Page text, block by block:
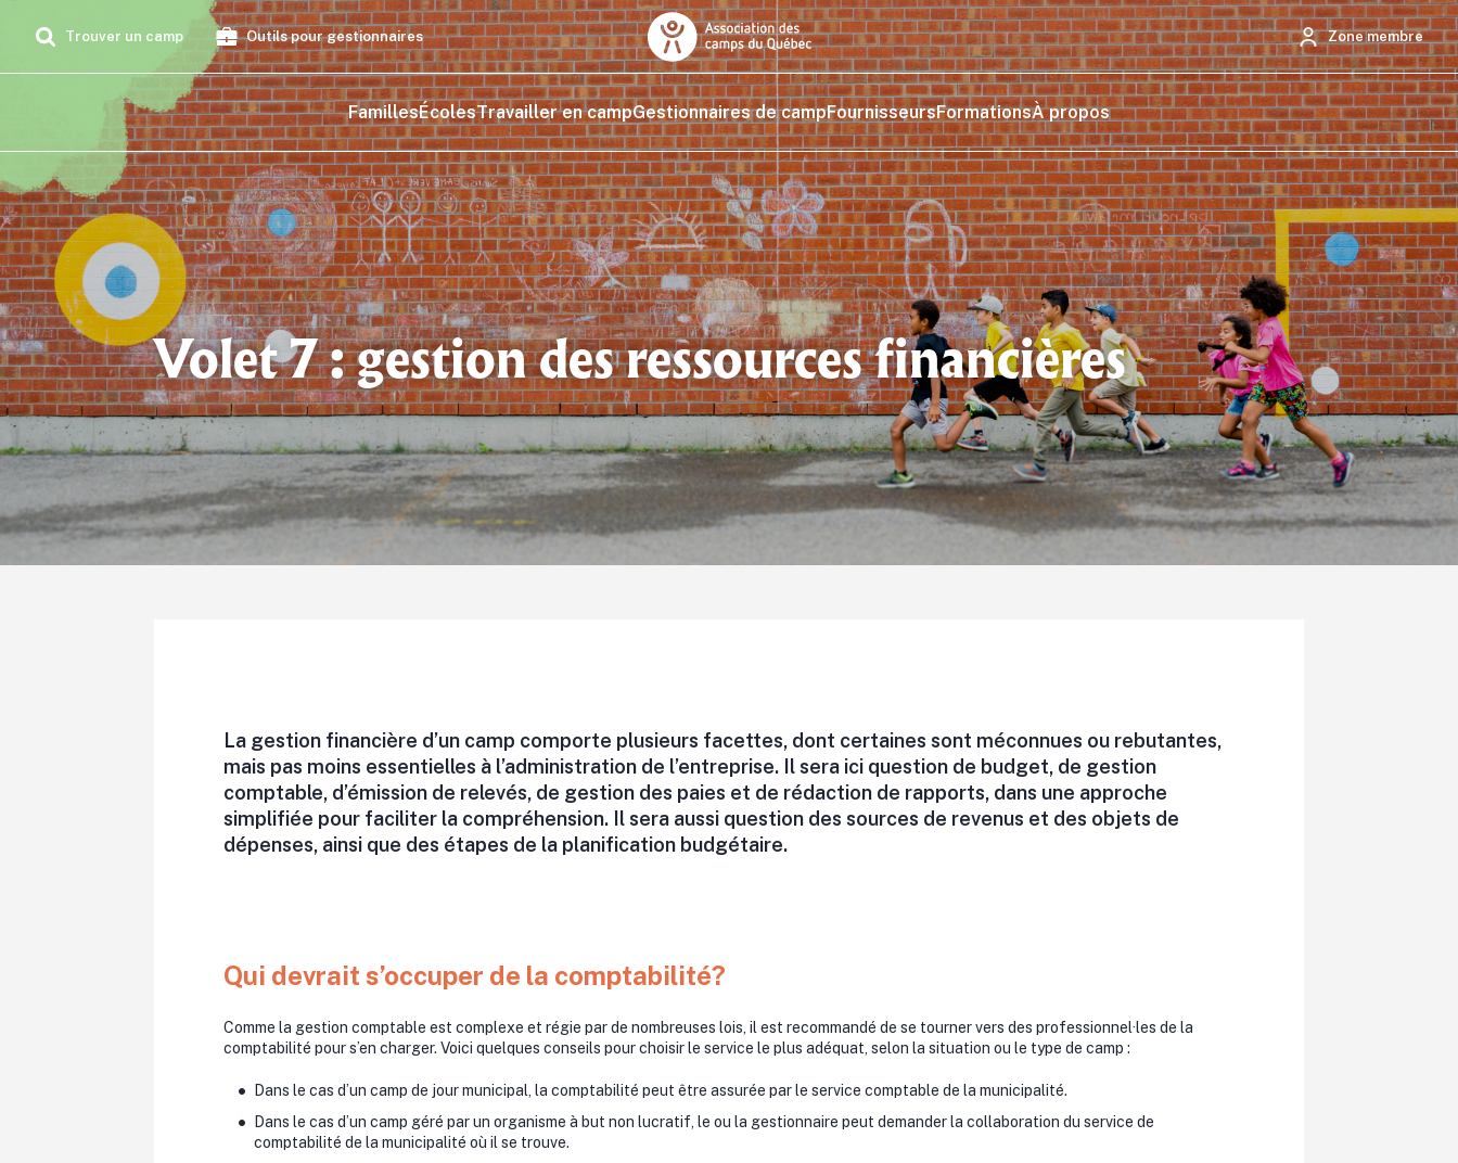
Trouver un camp Outils pour gestionnaires Zone membre
FamillesÉcolesTravailler en campGestionnaires de campFournisseursFormationsÀ propos
Volet 7 : gestion des ressources financières
La gestion financière d’un camp comporte plusieurs facettes, dont certaines sont méconnues ou rebutantes,
mais pas moins essentielles à l’administration de l’entreprise. Il sera ici question de budget, de gestion
comptable, d’émission de relevés, de gestion des paies et de rédaction de rapports, dans une approche
simplifiée pour faciliter la compréhension. Il sera aussi question des sources de revenus et des objets de
dépenses, ainsi que des étapes de la planification budgétaire.
Qui devrait s’occuper de la comptabilité?
Comme la gestion comptable est complexe et régie par de nombreuses lois, il est recommandé de se tourner vers des professionnel·les de la
comptabilité pour s’en charger. Voici quelques conseils pour choisir le service le plus adéquat, selon la situation ou le type de camp :
Dans le cas d’un camp de jour municipal, la comptabilité peut être assurée par le service comptable de la municipalité.
Dans le cas d’un camp géré par un organisme à but non lucratif, le ou la gestionnaire peut demander la collaboration du service de
comptabilité de la municipalité où il se trouve.